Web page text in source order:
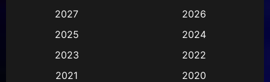
2027
2026
2025
2024
2023
2022
2021
2020